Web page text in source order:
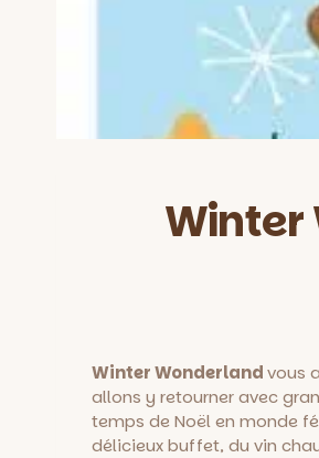
Winter
Winter Wonderlandvous
allons y retourner avec
temps de Noël en monde
délicieux buffet, du vin